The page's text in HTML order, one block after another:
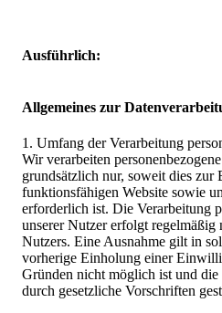
Ausführlich:
Allgemeines zur
1. Umfang der Verarbeitung
Wir verarbeiten
grundsätzlich nur, soweit dies zur
funktionsfähigen Website sowie
erforderlich ist. Die Verarbeitung
unserer Nutzer erfolgt
Nutzers. Eine Ausnahme gilt in
vorherige Einholung einer
Gründen nicht möglich ist und die
durch gesetzliche Vorschriften